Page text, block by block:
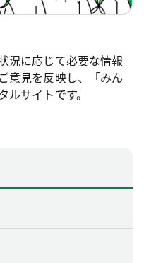
況に応じて必要な情報
意見を反映し、「みん
サイトです。